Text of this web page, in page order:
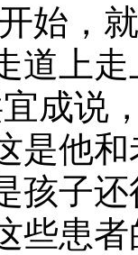
始，
道上
宜成说
是他
孩子
些患